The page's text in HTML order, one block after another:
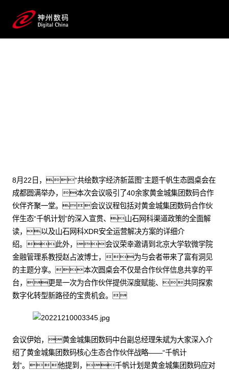
8月22日，“共绘数字经济新蓝图”主题千帆生态圆桌会在
成都圆满举办，本次会议吸引了40余家黄金城集团数码合作
伙伴齐聚一堂。会议议程包括对黄金城集团数码合作伙
伴生态“千帆计划”的深入宣贯、山石网科渠道政策的全面解
读，以及山石网科XDR安全运营解决方案的详细介
绍。此外，会议荣幸邀请到北京大学软微学院
金融管理系教授赵占波博士，为与会者带来了富有洞见
的主题分享。本次圆桌会不仅是合作伙伴信息共享的平
台，更是一次为合作伙伴提供深度赋能、共同探索
数字化转型新路径的宝贵机会。
会议伊始，黄金城集团数码中台副总经理朱斌为大家深入介
绍了黄金城集团数码核心生态合作伙伴战略——“千帆计
划”。他提到，千帆计划是黄金城集团数码应对